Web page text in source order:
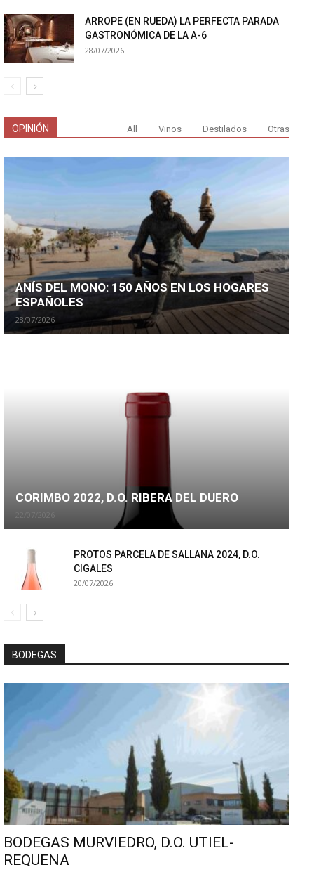
ARROPE (EN RUEDA) LA PERFECTA PARADA
GASTRONÓMICA DE LA A-6
28/07/2026
OPINIÓN All Vinos Destilados Otras
ANÍS DEL MONO: 150 AÑOS EN LOS HOGARES
ESPAÑOLES
28/07/2026
CORIMBO 2022, D.O. RIBERA DEL DUERO
22/07/2026
PROTOS PARCELA DE SALLANA 2024, D.O.
CIGALES
20/07/2026
BODEGAS
BODEGAS MURVIEDRO, D.O. UTIEL-
REQUENA